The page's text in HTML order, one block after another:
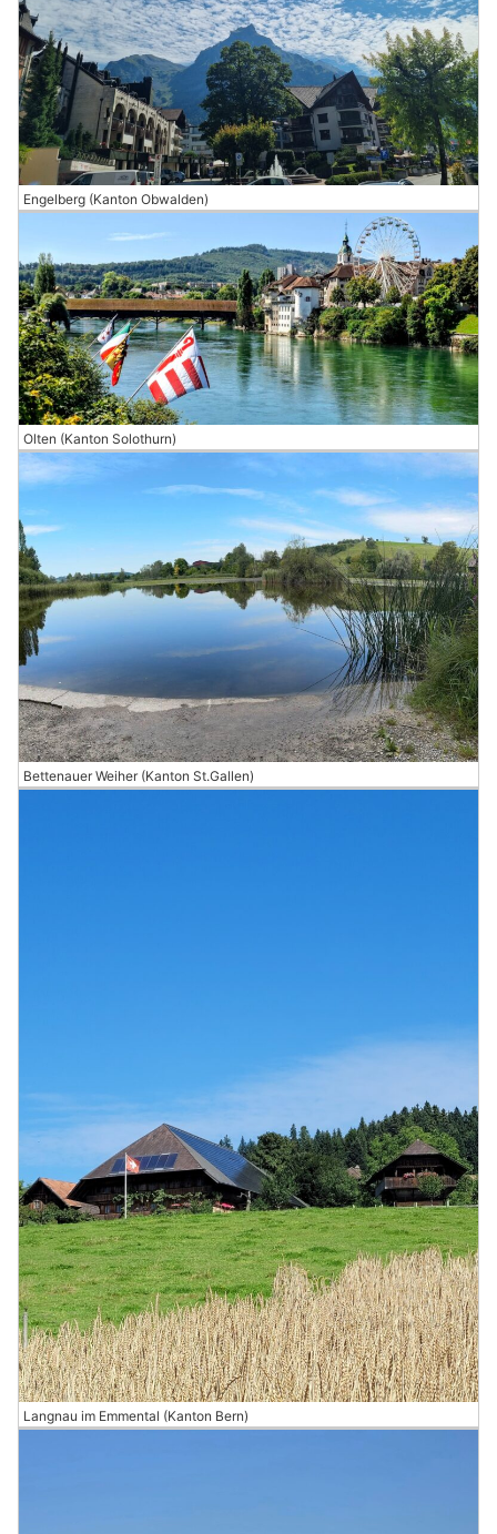
Engelberg (Kanton Obwalden)
Olten (Kanton Solothurn)
Bettenauer Weiher (Kanton St.Gallen)
Langnau im Emmental (Kanton Bern)